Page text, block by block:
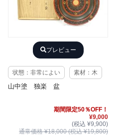
プレビュー
状態：非常によい 素材：木
山中塗 独楽 盆
期間限定50％OFF！
¥9,000
(税込 ¥9,900)
通常価格 ¥18,000 (税込 ¥19,800)